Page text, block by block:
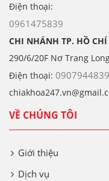
Điện thoại:
0961475839
CHI NHÁNH TP. HỒ
290/6/20F Nơ Trang
Điện thoại: 0907944839
VỀ CHÚNG TÔI
Giới thiệu
Dịch vụ